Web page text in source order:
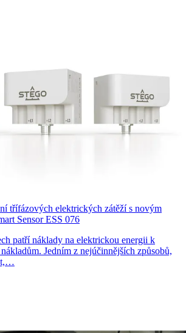
třífázových elektrických zátěží s novým
Sensor ESS 076
patří náklady na elektrickou energii k
Jedním z nejúčinnějších způsobů,